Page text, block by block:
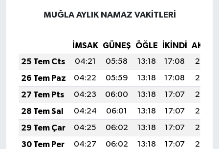
MUĞLA AYLIK NAMAZ VAKITLERI
İMSAK GÜNEŞ ÖĞLE İKINDI
25 Tem Cts
04:21 05:58 13:18 17:08
20:28
26 Tem Paz
04:22 05:59 13:18 17:08
20:27
27 Tem Pts
04:23 06:00 13:18 17:07
20:26
28 Tem Sal
04:24 06:01 13:18 17:07
20:25
29 Tem Çar
04:25 06:02 13:18 17:07
20:25
30 Tem Per
04:27 06:02 13:18 17:07
20:24